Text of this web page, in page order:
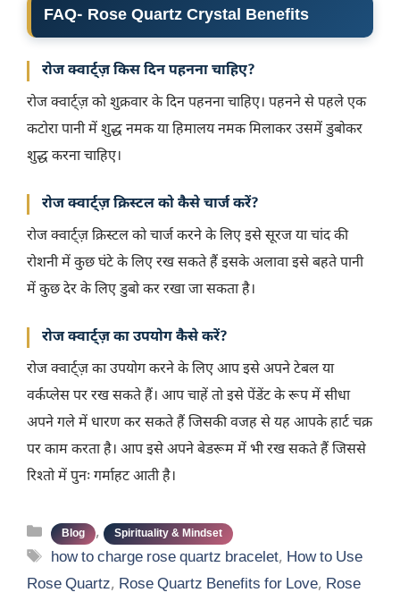
FAQ- Rose Quartz Crystal Benefits
रोज क्वार्ट्ज़ किस दिन पहनना चाहिए?
रोज क्वार्ट्ज़ को शुक्रवार के दिन पहनना चाहिए। पहनने से पहले एक
कटोरा पानी में शुद्ध नमक या हिमालय नमक मिलाकर उसमें डुबोकर
शुद्ध करना चाहिए।
रोज क्वार्ट्ज़ क्रिस्टल को कैसे चार्ज करें?
रोज क्वार्ट्ज़ क्रिस्टल को चार्ज करने के लिए इसे सूरज या चांद की
रोशनी में कुछ घंटे के लिए रख सकते हैं इसके अलावा इसे बहते पानी
में कुछ देर के लिए डुबो कर रखा जा सकता है।
रोज क्वार्ट्ज़ का उपयोग कैसे करें?
रोज क्वार्ट्ज़ का उपयोग करने के लिए आप इसे अपने टेबल या
वर्कप्लेस पर रख सकते हैं। आप चाहें तो इसे पेंडेंट के रूप में सीधा
अपने गले में धारण कर सकते हैं जिसकी वजह से यह आपके हार्ट चक्र
पर काम करता है। आप इसे अपने बेडरूम में भी रख सकते हैं जिससे
रिश्तो में पुनः गर्माहट आती है।
Categories
Blog , Spirituality & Mindset
Tags
how to charge rose quartz bracelet, How to Use
Rose Quartz, Rose Quartz Benefits for Love, Rose